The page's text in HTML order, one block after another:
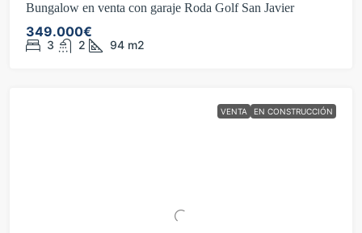
Bungalow en venta con garaje Roda Golf San Javier
349.000€
3 2 94 m2
VENTA EN CONSTRUCCIÓN